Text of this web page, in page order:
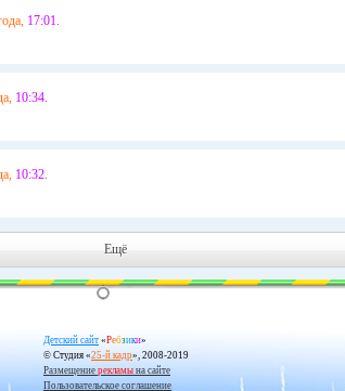
17:01.
10:34.
10:32.
Ещё
Детский сайт «Ребзики»
© Студия «25-й кадр», 2008-2019
Размещение рекламы на сайте
Пользовательское соглашение